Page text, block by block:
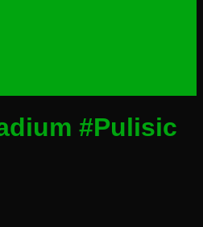
#Pulisic